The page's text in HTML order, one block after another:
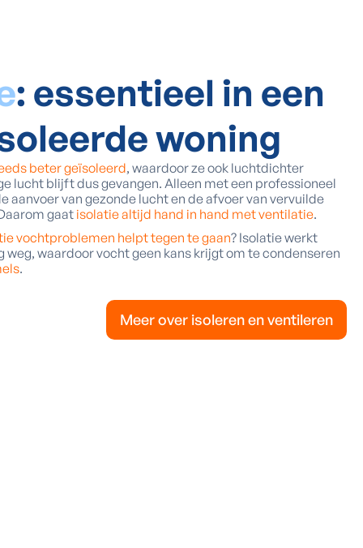
: essentieel in een
woning
beter geïsoleerd, waardoor ze ook luchtdichter
lucht blijft dus gevangen. Alleen met een professioneel
aanvoer van gezonde lucht en de afvoer van vervuilde
gaat isolatie altijd hand in hand met ventilatie.
vochtproblemen helpt tegen te gaan? Isolatie werkt
weg, waardoor vocht geen kans krijgt om te condenseren
.
Meer over isoleren en ventileren